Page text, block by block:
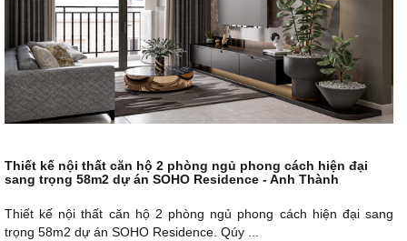
Thiết kế nội thất căn hộ 2 phòng ngủ phong cách hiện đại
sang trọng 58m2 dự án SOHO Residence - Anh Thành
Thiết kế nội thất căn hộ 2 phòng ngủ phong cách hiện đại sang
trọng 58m2 dự án SOHO Residence. Qúy ...